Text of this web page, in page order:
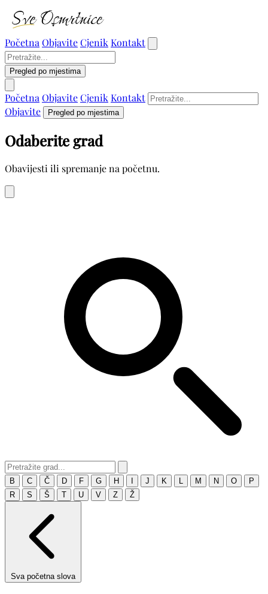
Početna ObjaviteCjenik Kontakt
Pregled po mjestima
Početna ObjaviteCjenik Kontakt
Objavite
Pregled po mjestima
Odaberite grad
Obavijesti ili spremanje na početnu.
B C Č D F G H J K M N O
P
R
S Š T U V Z Ž
Sva početna slova